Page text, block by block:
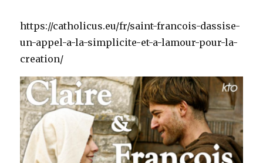
https://catholicus.eu/fr/saint-francois-dassise-
un-appel-a-la-simplicite-et-a-lamour-pour-la-
creation/